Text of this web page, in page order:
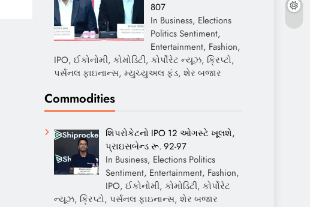
807
In Business, Elections
Politics Sentiment,
Entertainment, Fashion,
IPO, ઈકોનોમી, કોમોડિટી, કોર્પોરેટ ન્યૂઝ, ક્રિપ્ટો,
પર્સનલ ફાઇનાન્સ, મ્યુચ્યુઅલ ફંડ, શેર બજાર
Commodities
શિપરોકેટનો IPO 12 ઓગસ્ટે ખૂલશે,
પ્રાઇસબેન્ડ રૂ. 92-97
In Business, Elections Politics
Sentiment, Entertainment, Fashion,
IPO, ઈકોનોમી, કોમોડિટી, કોર્પોરેટ
ન્યૂઝ, ક્રિપ્ટો, પર્સનલ ફાઇનાન્સ, શેર બજાર